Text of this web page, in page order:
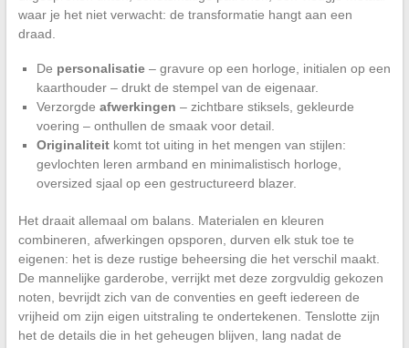
waar je het niet verwacht: de transformatie hangt aan een
draad.
De personalisatie– gravure op een horloge, initialen op een
kaarthouder – drukt de stempel van de eigenaar.
Verzorgde afwerkingen – zichtbare stiksels, gekleurde
voering – onthullen de smaak voor detail.
Originaliteitkomt tot uiting in het mengen van stijlen:
gevlochten leren armband en minimalistisch horloge,
oversized sjaal op een gestructureerd blazer.
Het draait allemaal om balans. Materialen en kleuren
combineren, afwerkingen opsporen, durven elk stuk toe te
eigenen: het is deze rustige beheersing die het verschil maakt.
De mannelijke garderobe, verrijkt met deze zorgvuldig gekozen
noten, bevrijdt zich van de conventies en geeft iedereen de
vrijheid om zijn eigen uitstraling te ondertekenen. Tenslotte zijn
het de details die in het geheugen blijven, lang nadat de